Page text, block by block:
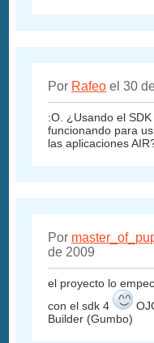
Por Rafeo el 30
:O. ¿Usando el
funcionando para
las aplicaciones
Por
de 2009
el proyecto lo
con el sdk 4
Builder (Gumbo)